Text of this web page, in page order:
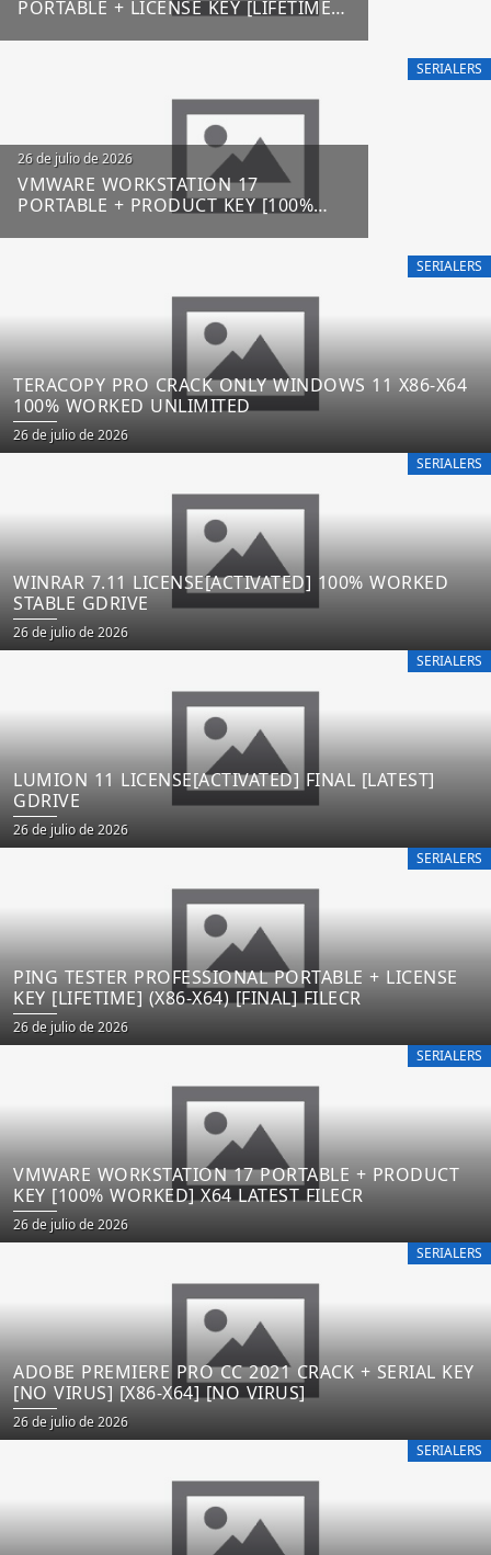
PORTABLE + LICENSE KEY [LIFETIME]
SERIALERS
26 de julio de 2026
VMWARE WORKSTATION 17
PORTABLE + PRODUCT KEY [100%
SERIALERS
TERACOPY PRO CRACK ONLY WINDOWS 11 X86-X64
100% WORKED UNLIMITED
26 de julio de 2026
SERIALERS
WINRAR 7.11 LICENSE[ACTIVATED] 100% WORKED
STABLE GDRIVE
26 de julio de 2026
SERIALERS
LUMION 11 LICENSE[ACTIVATED] FINAL [LATEST]
GDRIVE
26 de julio de 2026
SERIALERS
PING TESTER PROFESSIONAL PORTABLE + LICENSE
KEY [LIFETIME] (X86-X64) [FINAL] FILECR
26 de julio de 2026
SERIALERS
VMWARE WORKSTATION 17 PORTABLE + PRODUCT
KEY [100% WORKED] X64 LATEST FILECR
26 de julio de 2026
SERIALERS
ADOBE PREMIERE PRO CC 2021 CRACK + SERIAL KEY
[NO VIRUS] [X86-X64] [NO VIRUS]
26 de julio de 2026
SERIALERS